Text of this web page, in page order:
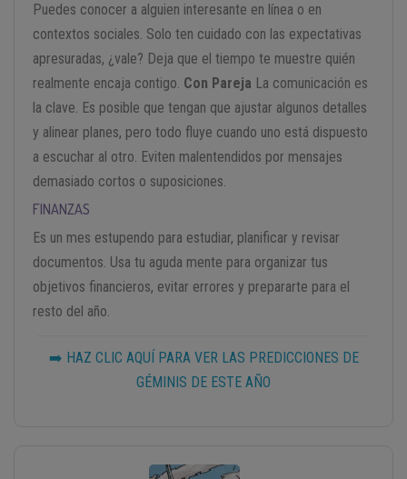
Puedes conocer a alguien interesante en línea o en
contextos sociales. Solo ten cuidado con las expectativas
apresuradas, ¿vale? Deja que el tiempo te muestre quién
realmente encaja contigo. Con Pareja La comunicación es
la clave. Es posible que tengan que ajustar algunos detalles
y alinear planes, pero todo fluye cuando uno está dispuesto
a escuchar al otro. Eviten malentendidos por mensajes
demasiado cortos o suposiciones.
FINANZAS
Es un mes estupendo para estudiar, planificar y revisar
documentos. Usa tu aguda mente para organizar tus
objetivos financieros, evitar errores y prepararte para el
resto del año.
➡️ HAZ CLIC AQUÍ PARA VER LAS PREDICCIONES DE
GÉMINIS DE ESTE AÑO